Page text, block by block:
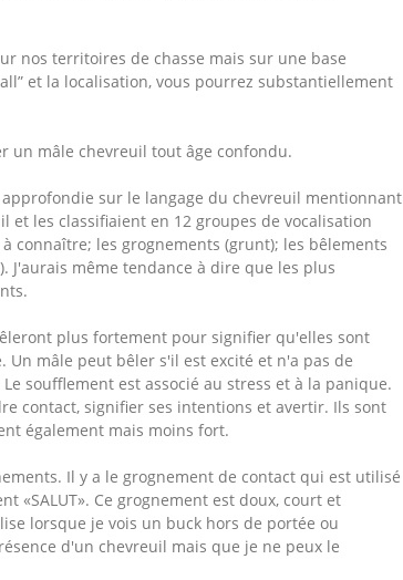
nos territoires de chasse mais sur une base
et la localisation, vous pourrez substantiellement
un mâle chevreuil tout âge confondu.
sur le langage du chevreuil mentionnant
les classifiaient en 12 groupes de vocalisation
connaître; les grognements (grunt); les bêlements
J'aurais même tendance à dire que les plus
plus fortement pour signifier qu'elles sont
mâle peut bêler s'il est excité et n'a pas de
soufflement est associé au stress et à la panique.
contact, signifier ses intentions et avertir. Ils sont
également mais moins fort.
Il y a le grognement de contact qui est utilisé
«SALUT». Ce grognement est doux, court et
lorsque je vois un buck hors de portée ou
d'un chevreuil mais que je ne peux le